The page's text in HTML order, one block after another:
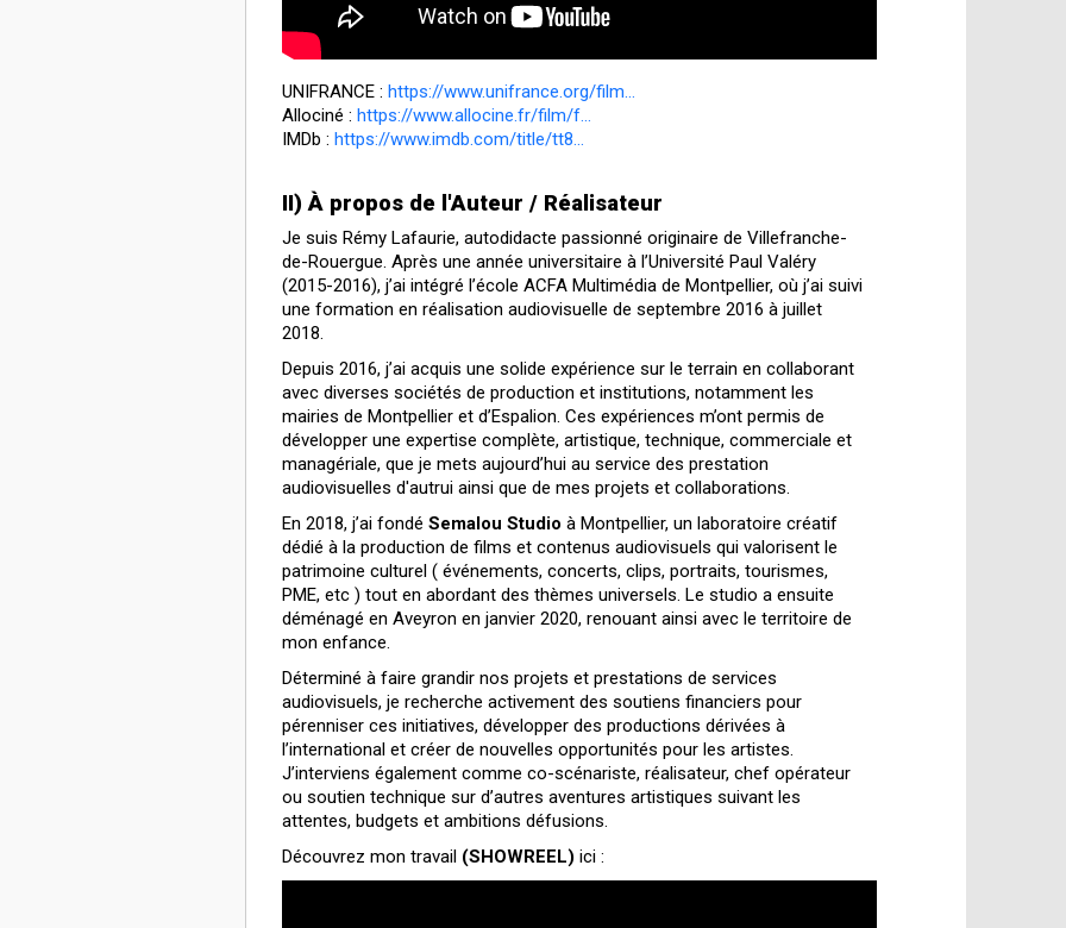
UNIFRANCE : https://www.unifrance.org/film...
Allociné : https://www.allocine.fr/film/f...
IMDb : https://www.imdb.com/title/tt8...
II) À propos de l'Auteur / Réalisateur
Je suis Rémy Lafaurie, autodidacte passionné originaire de Villefranche-
de-Rouergue. Après une année universitaire à l’Université Paul Valéry
(2015-2016), j’ai intégré l’école ACFA Multimédia de Montpellier, où j’ai suivi
une formation en réalisation audiovisuelle de septembre 2016 à juillet
2018.
Depuis 2016, j’ai acquis une solide expérience sur le terrain en collaborant
avec diverses sociétés de production et institutions, notamment les
mairies de Montpellier et d’Espalion. Ces expériences m’ont permis de
développer une expertise complète, artistique, technique, commerciale et
managériale, que je mets aujourd’hui au service des prestation
audiovisuelles d'autrui ainsi que de mes projets et collaborations.
En 2018, j’ai fondé Semalou Studio à Montpellier, un laboratoire créatif
dédié à la production de films et contenus audiovisuels qui valorisent le
patrimoine culturel ( événements, concerts, clips, portraits, tourismes,
PME, etc ) tout en abordant des thèmes universels. Le studio a ensuite
déménagé en Aveyron en janvier 2020, renouant ainsi avec le territoire de
mon enfance.
Déterminé à faire grandir nos projets et prestations de services
audiovisuels, je recherche activement des soutiens financiers pour
pérenniser ces initiatives, développer des productions dérivées à
l’international et créer de nouvelles opportunités pour les artistes.
J’interviens également comme co-scénariste, réalisateur, chef opérateur
ou soutien technique sur d’autres aventures artistiques suivant les
attentes, budgets et ambitions défusions.
Découvrez mon travail (SHOWREEL) ici :